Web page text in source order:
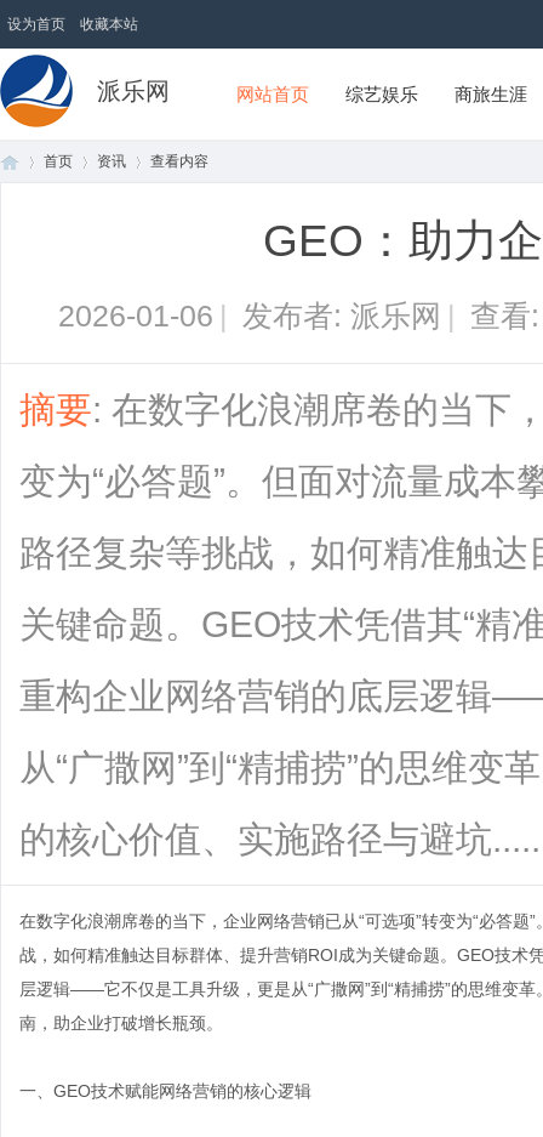
设为首页 收藏本站
派乐网 网站首页 综艺娱乐 商旅生涯
首页 资讯 查看内容
GEO：助力
2026-01-06 | 发布者: 派乐网 | 查
摘要: 在数字化浪潮席卷的当下
变为“必答题”。但面对流量成
路径复杂等挑战，如何精准触
关键命题。GEO技术凭借其“精
重构企业网络营销的底层逻辑
从“广撒网”到“精捕捞”的思维变
的核心价值、实施路径与避坑
在数字化浪潮席卷的当下，企业网络营销已从“可选项”转变为“必答
战，如何精准触达目标群体、提升营销ROI成为关键命题。 GEO技术
层逻辑——它不仅是工具升级，更是从“广撒网”到“精捕捞”的思维变
南，助企业打破增长瓶颈。
一、GEO技术赋能网络营销的核心逻辑